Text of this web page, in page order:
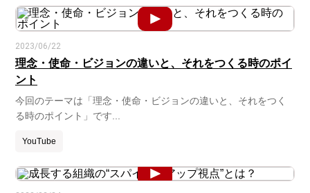
2023/06/22
理念・使命・ビジョンの違いと、それをつくる時のポイ
ント
今回のテーマは「理念・使命・ビジョンの違いと、それをつく
る時のポイント」です...
YouTube